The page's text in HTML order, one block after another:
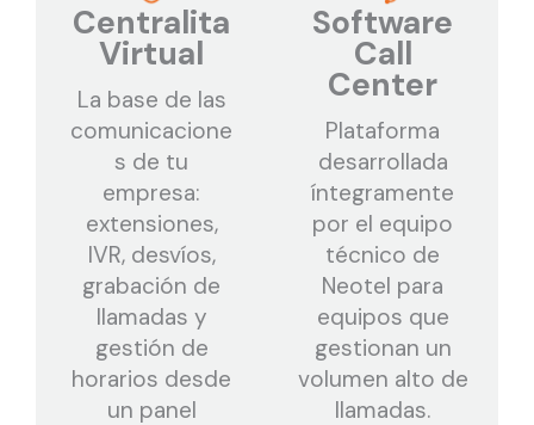
Centralita
Virtual
La base de las
comunicacione
s de tu
empresa:
extensiones,
IVR, desvíos,
grabación de
llamadas y
gestión de
horarios desde
un panel
Software
Call
Center
Plataforma
desarrollada
íntegramente
por el equipo
técnico de
Neotel para
equipos que
gestionan un
volumen alto de
llamadas.